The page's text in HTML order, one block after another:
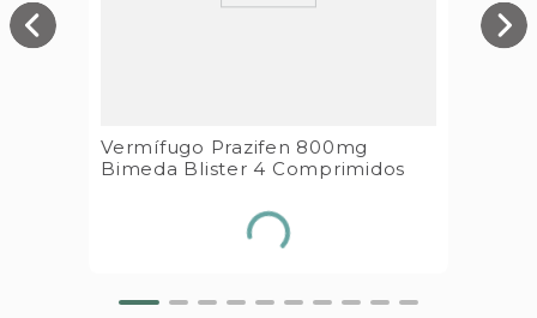
Vermífugo Prazifen 800mg
Bimeda Blister 4 Comprimidos